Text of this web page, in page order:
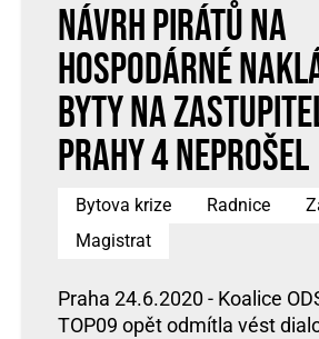
Návrh Pirátů na
hospodárné
byty na
Prahy 4 neprošel
Bytova krize Radnice
Magistrat
Praha 24.6.2020 - Koalice
TOP09 opět odmítla vést